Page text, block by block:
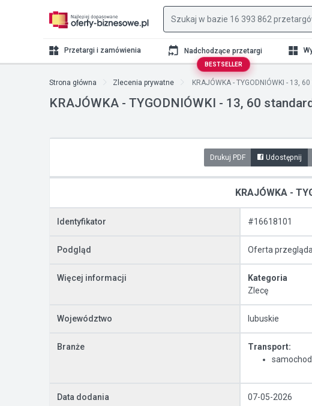
Przetargi i zamówienia Nadchodzące przetargi
BESTSELLER
Strona główna Zlecenia prywatne KRAJÓWKA - TYGODNIÓWKI - 13,
KRAJÓWKA - TYGODNIÓWKI - 13, 60
Drukuj PDF Udostępnij
KRAJÓWKA -
Identyfikator #16618101
Podgląd Oferta
Więcej informacji
Kategoria
Zlecę
Województwo lubuskie
Branże
Transport:
Data dodania 07-05-2026